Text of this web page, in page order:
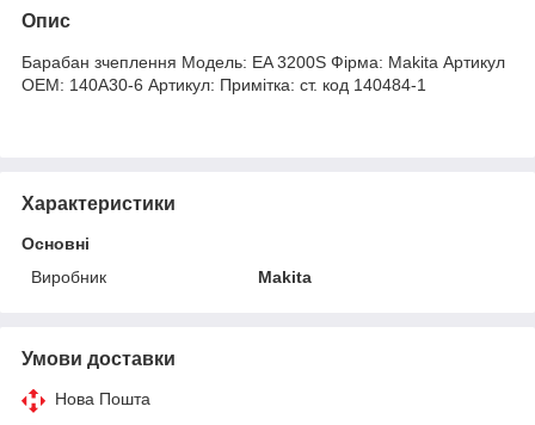
Опис
Барабан зчеплення Модель: EA 3200S Фірма: Makita Артикул
OEM: 140A30-6 Артикул: Примітка: ст. код 140484-1
Характеристики
Основні
Виробник
Makita
Умови доставки
Нова Пошта